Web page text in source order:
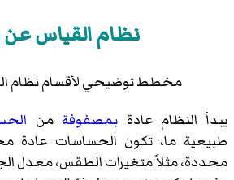
نظام القياس
مخطط توضيحي لأقسام نظام
يبدأ النظام عادة بمصفوفة من
طبيعية ما، تكون الحساسات
محددة، مثلاً متغيرات الطقس، معدل